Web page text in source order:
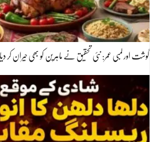
گوشت اور لمبی عمر: نئی تحقیق نے ماہرین کو بھی حیران کر دیا